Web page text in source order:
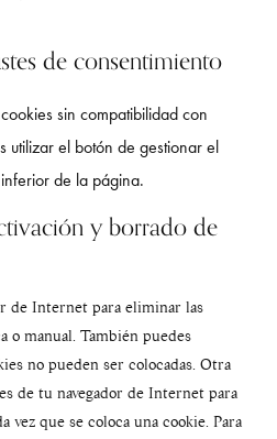
de consentimiento
sin compatibilidad con
utilizar el botón de gestionar el
de la página.
y borrado de
de Internet para eliminar las
o manual. También puedes
no pueden ser colocadas. Otra
de tu navegador de Internet para
vez que se coloca una cookie. Para